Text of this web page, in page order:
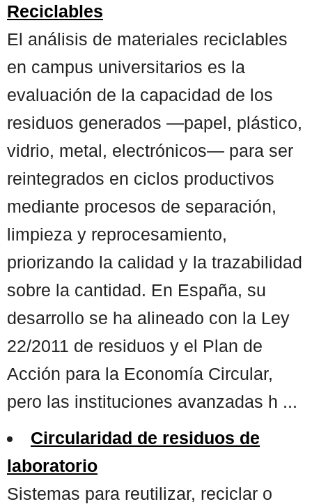
Reciclables
El análisis de materiales reciclables
en campus universitarios es la
evaluación de la capacidad de los
residuos generados —papel, plástico,
vidrio, metal, electrónicos— para ser
reintegrados en ciclos productivos
mediante procesos de separación,
limpieza y reprocesamiento,
priorizando la calidad y la trazabilidad
sobre la cantidad. En España, su
desarrollo se ha alineado con la Ley
22/2011 de residuos y el Plan de
Acción para la Economía Circular,
pero las instituciones avanzadas h ...
Circularidad de residuos de
laboratorio
Sistemas para reutilizar, reciclar o